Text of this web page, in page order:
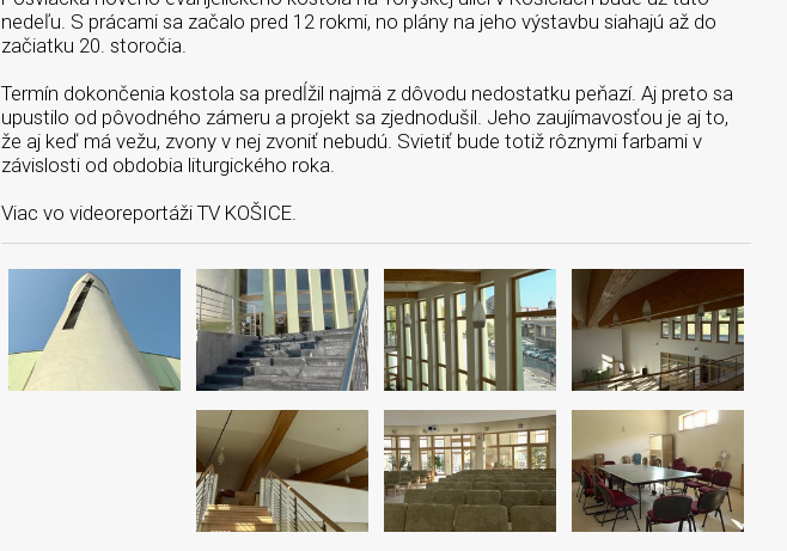
nedeľu. S prácami sa začalo pred 12 rokmi, no plány na jeho výstavbu siahajú až do
začiatku 20. storočia.
Termín dokončenia kostola sa predĺžil najmä z dôvodu nedostatku peňazí. Aj preto sa
upustilo od pôvodného zámeru a projekt sa zjednodušil. Jeho zaujímavosťou je aj to,
že aj keď má vežu, zvony v nej zvoniť nebudú. Svietiť bude totiž rôznymi farbami v
závislosti od obdobia liturgického roka.
Viac vo videoreportáži TV KOŠICE.